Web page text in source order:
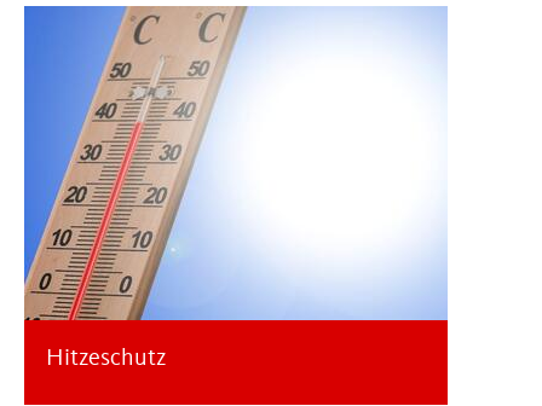
Hitzeschutz